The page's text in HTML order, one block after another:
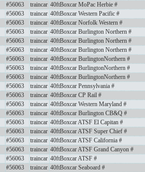
#56063 traincar 40ftBoxcar MoPac Herbie #
#56063 traincar 40ftBoxcar Western Pacific #
#56063 traincar 40ftBoxcar Norfolk Western #
#56063 traincar 40ftBoxcar Burlington Northern #
#56063 traincar 40ftBoxcar Burlington Northern #
#56063 traincar 40ftBoxcar Burlington Northern #
#56063 traincar 40ftBoxcar BurlingtonNorthern #
#56063 traincar 40ftBoxcar BurlingtonNorthern #
#56063 traincar 40ftBoxcar BurlingtonNorthern #
#56063 traincar 40ftBoxcar Pennsylvania #
#56063 traincar 40ftBoxcar CP Rail #
#56063 traincar 40ftBoxcar Western Maryland #
#56063 traincar 40ftBoxcar Burlington CB&Q #
#56063 traincar 40ftBoxcar ATSF El Capitan #
#56063 traincar 40ftBoxcar ATSF Super Chief #
#56063 traincar 40ftBoxcar ATSF California #
#56063 traincar 40ftBoxcar ATSF Grand Canyon #
#56063 traincar 40ftBoxcar ATSF #
#56063 traincar 40ftBoxcar Seaboard #